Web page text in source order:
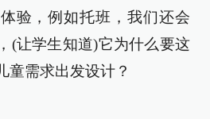
验，例如托班，我们还会
(让学生知道)它为什么要这
童需求出发设计？